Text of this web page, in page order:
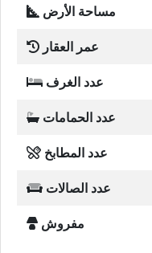
مساحة الأرض
عمر العقار
عدد الغرف
عدد الحمامات
عدد المطابخ
عدد الصالات
مفروش